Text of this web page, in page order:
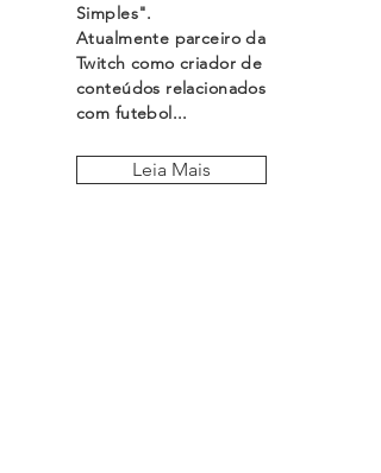
Simples".
Atualmente parceiro da
Twitch como criador de
conteúdos relacionados
com futebol...
Leia Mais